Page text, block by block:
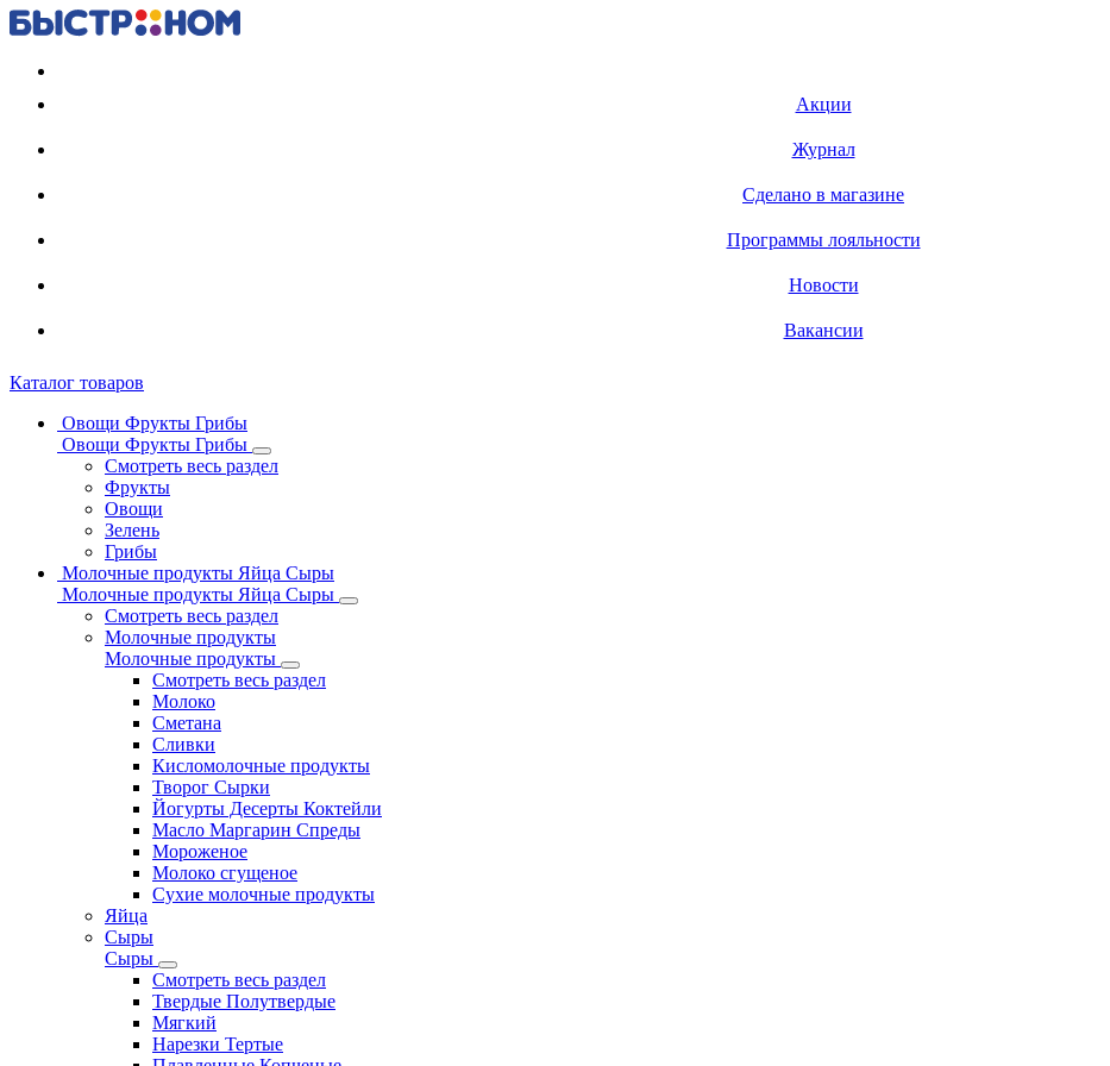
Акции
Журнал
Сделано в магазине
Программы лояльности
Новости
Вакансии
Каталог товаров
Овощи Фрукты Грибы
Овощи Фрукты Грибы
Смотреть весь раздел
Фрукты
Овощи
Зелень
Грибы
Молочные продукты Яйца Сыры
Молочные продукты Яйца Сыры
Смотреть весь раздел
Молочные продукты
Молочные продукты
Смотреть весь раздел
Молоко
Сметана
Сливки
Кисломолочные продукты
Творог Сырки
Йогурты Десерты Коктейли
Масло Маргарин Спреды
Мороженое
Молоко сгущеное
Сухие молочные продукты
Яйца
Сыры
Сыры
Смотреть весь раздел
Твердые Полутвердые
Мягкий
Нарезки Тертые